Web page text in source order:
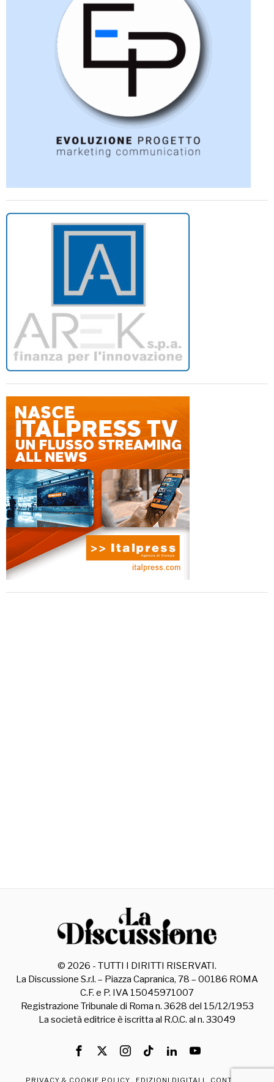
© 2026 - TUTTI I DIRITTI RISERVATI.
La Discussione S.r.l. – Piazza Capranica, 78 – 00186 ROMA
C.F. e P. IVA 15045971007
Registrazione Tribunale di Roma n. 3628 del 15/12/1953
La società editrice è iscritta al R.O.C. al n. 33049
PRIVACY & COOKIE POLICY EDIZIONI DIGITALI CONTATTI